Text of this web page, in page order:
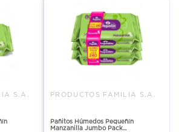
S.A. PRODUCTOS FAMILIA S.A.
Pañitos Húmedos Pequeñín
Manzanilla Jumbo Pack...